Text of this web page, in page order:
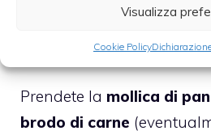
Visualizza
Cookie Policy
Amalgamate tutto con
cucchiaio di legno.
Prendete la mollica di
brodo di carne